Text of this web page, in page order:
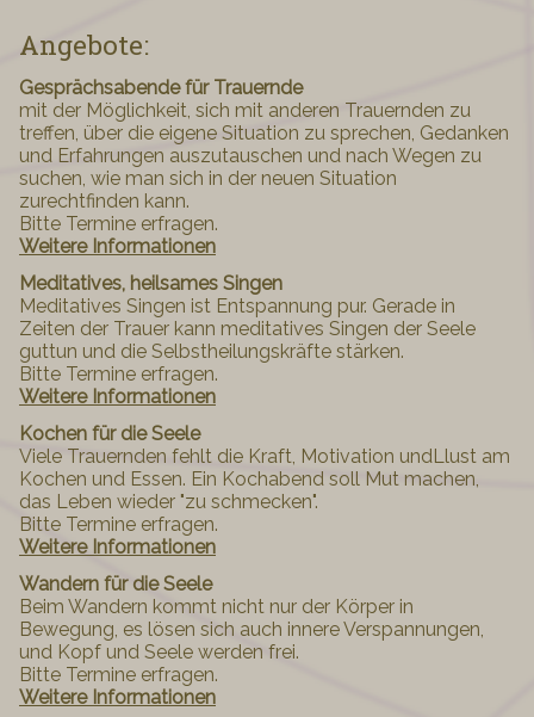
Angebote:
Gesprächsabende für Trauernde
mit der Möglichkeit, sich mit anderen Trauernden zu
treffen, über die eigene Situation zu sprechen, Gedanken
und Erfahrungen auszutauschen und nach Wegen zu
suchen, wie man sich in der neuen Situation
zurechtfinden kann.
Bitte Termine erfragen.
Weitere Informationen
Meditatives, heilsames Singen
Meditatives Singen ist Entspannung pur. Gerade in
Zeiten der Trauer kann meditatives Singen der Seele
guttun und die Selbstheilungskräfte stärken.
Bitte Termine erfragen.
Weitere Informationen
Kochen für die Seele
Viele Trauernden fehlt die Kraft, Motivation undLlust am
Kochen und Essen. Ein Kochabend soll Mut machen,
das Leben wieder "zu schmecken".
Bitte Termine erfragen.
Weitere Informationen
Wandern für die Seele
Beim Wandern kommt nicht nur der Körper in
Bewegung, es lösen sich auch innere Verspannungen,
und Kopf und Seele werden frei.
Bitte Termine erfragen.
Weitere Informationen